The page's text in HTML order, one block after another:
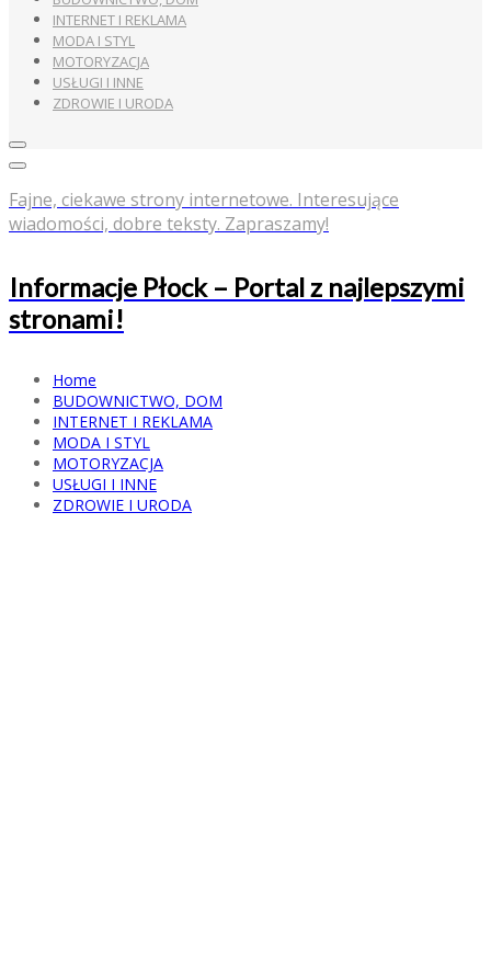
INTERNET I REKLAMA
MODA I STYL
MOTORYZACJA
USŁUGI I INNE
ZDROWIE I URODA
Fajne, ciekawe strony internetowe. Interesujące
wiadomości, dobre teksty. Zapraszamy!
Informacje Płock – Portal z najlepszymi
stronami!
Home
BUDOWNICTWO, DOM
INTERNET I REKLAMA
MODA I STYL
MOTORYZACJA
USŁUGI I INNE
ZDROWIE I URODA